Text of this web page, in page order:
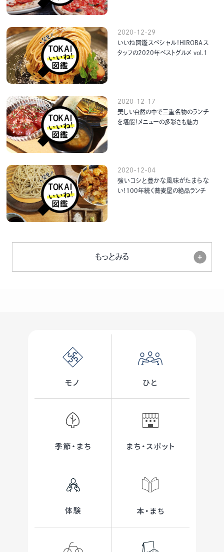
2020-12-29
いいね図鑑スペシャル！HIROBAス
タッフの2020年ベストグルメ vol.1
2020-12-17
美しい自然の中で三重名物のランチ
を堪能！メニューの多彩さも魅力
2020-12-04
強いコシと豊かな風味がたまらな
い！100年続く蕎麦屋の絶品ランチ
もっとみる